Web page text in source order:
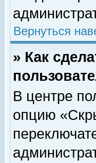
Вернуться
» Как
В центре
опцию